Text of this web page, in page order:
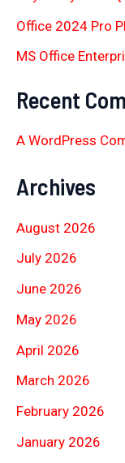
Office 2024 Pro
MS Office
Recent
A WordPress
Archives
August 2026
July 2026
June 2026
May 2026
April 2026
March 2026
February 2026
January 2026